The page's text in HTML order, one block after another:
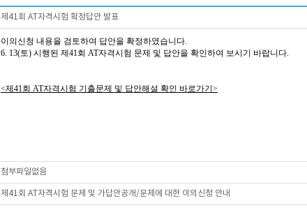
제41회 AT자격시험 확정답안 발표
이의신청 내용을 검토하여 답안을 확정하였습니다.
6. 13(토) 시행된 제41회 AT자격시험 문제 및 답안을 확인하여 보시기 바랍니다.
<제41회 AT자격시험 기출문제 및 답안해설 확인 바로가기>
첨부파일없음
제41회 AT자격시험 문제 및 가답안공개/문제에 대한 이의신청 안내